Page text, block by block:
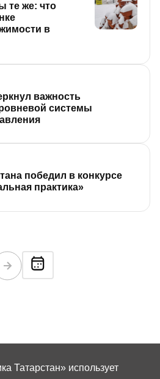
те же: что
в
важность
системы
победил в конкурсе
практика»
Татарстан» использует